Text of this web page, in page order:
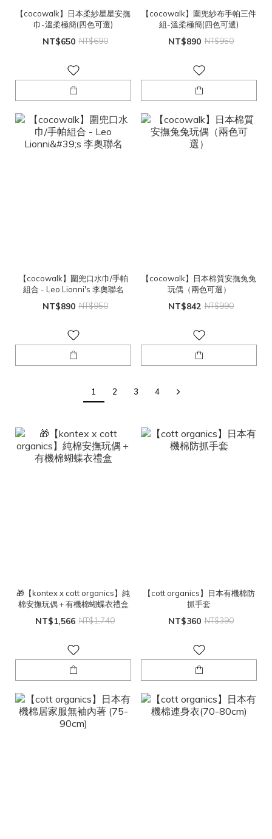
【cocowalk】日本柔紗星星安撫
巾-溫柔極簡(四色可選)
NT$650 NT$690
【cocowalk】圍兜紗布手帕三件
組-溫柔極簡(四色可選)
NT$890 NT$950
【cocowalk】圍兜口水巾/手帕
組合 - Leo Lionni's 李奧聯名
NT$890 NT$950
【cocowalk】日本棉質安撫兔兔
玩偶（兩色可選）
NT$842 NT$990
1 2 3 4
🎁【kontex x cott organics】純
棉安撫玩偶＋有機棉蝴蝶衣禮盒
NT$1,566 NT$1,740
【cott organics】日本有機棉防
抓手套
NT$360 NT$390